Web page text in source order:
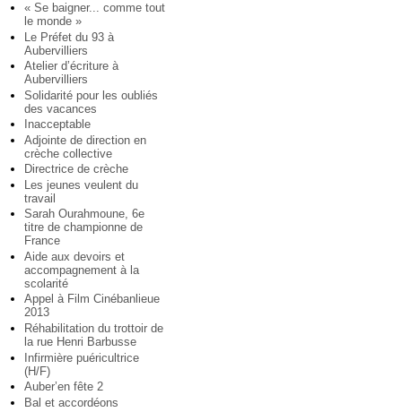
« Se baigner... comme tout
le monde »
Le Préfet du 93 à
Aubervilliers
Atelier d’écriture à
Aubervilliers
Solidarité pour les oubliés
des vacances
Inacceptable
Adjointe de direction en
crèche collective
Directrice de crèche
Les jeunes veulent du
travail
Sarah Ourahmoune, 6e
titre de championne de
France
Aide aux devoirs et
accompagnement à la
scolarité
Appel à Film Cinébanlieue
2013
Réhabilitation du trottoir de
la rue Henri Barbusse
Infirmière puéricultrice
(H/F)
Auber’en fête 2
Bal et accordéons